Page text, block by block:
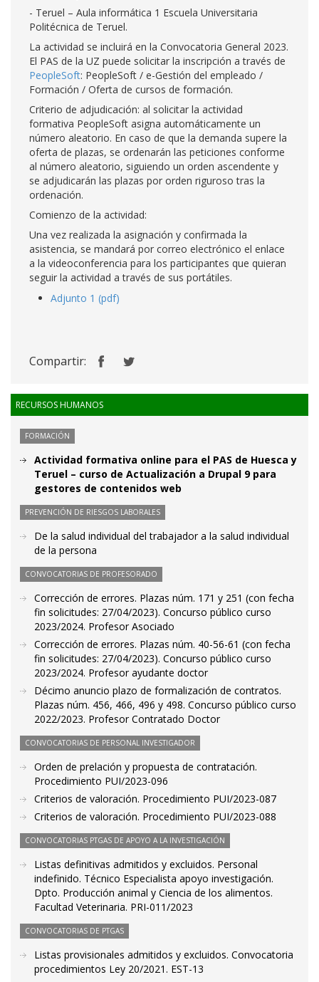
- Teruel – Aula informática 1 Escuela Universitaria
Politécnica de Teruel.
La actividad se incluirá en la Convocatoria General 2023.
El PAS de la UZ puede solicitar la inscripción a través de
PeopleSoft: PeopleSoft / e-Gestión del empleado /
Formación / Oferta de cursos de formación.
Criterio de adjudicación: al solicitar la actividad
formativa PeopleSoft asigna automáticamente un
número aleatorio. En caso de que la demanda supere la
oferta de plazas, se ordenarán las peticiones conforme
al número aleatorio, siguiendo un orden ascendente y
se adjudicarán las plazas por orden riguroso tras la
ordenación.
Comienzo de la actividad:
Una vez realizada la asignación y confirmada la
asistencia, se mandará por correo electrónico el enlace
a la videoconferencia para los participantes que quieran
seguir la actividad a través de sus portátiles.
Adjunto 1 (pdf)
Compartir:
RECURSOS HUMANOS
FORMACIÓN
Actividad formativa online para el PAS de Huesca y
Teruel – curso de Actualización a Drupal 9 para
gestores de contenidos web
PREVENCIÓN DE RIESGOS LABORALES
De la salud individual del trabajador a la salud individual
de la persona
CONVOCATORIAS DE PROFESORADO
Corrección de errores. Plazas núm. 171 y 251 (con fecha
fin solicitudes: 27/04/2023). Concurso público curso
2023/2024. Profesor Asociado
Corrección de errores. Plazas núm. 40-56-61 (con fecha
fin solicitudes: 27/04/2023). Concurso público curso
2023/2024. Profesor ayudante doctor
Décimo anuncio plazo de formalización de contratos.
Plazas núm. 456, 466, 496 y 498. Concurso público curso
2022/2023. Profesor Contratado Doctor
CONVOCATORIAS DE PERSONAL INVESTIGADOR
Orden de prelación y propuesta de contratación.
Procedimiento PUI/2023-096
Criterios de valoración. Procedimiento PUI/2023-087
Criterios de valoración. Procedimiento PUI/2023-088
CONVOCATORIAS PTGAS DE APOYO A LA INVESTIGACIÓN
Listas definitivas admitidos y excluidos. Personal
indefinido. Técnico Especialista apoyo investigación.
Dpto. Producción animal y Ciencia de los alimentos.
Facultad Veterinaria. PRI-011/2023
CONVOCATORIAS DE PTGAS
Listas provisionales admitidos y excluidos. Convocatoria
procedimientos Ley 20/2021. EST-13